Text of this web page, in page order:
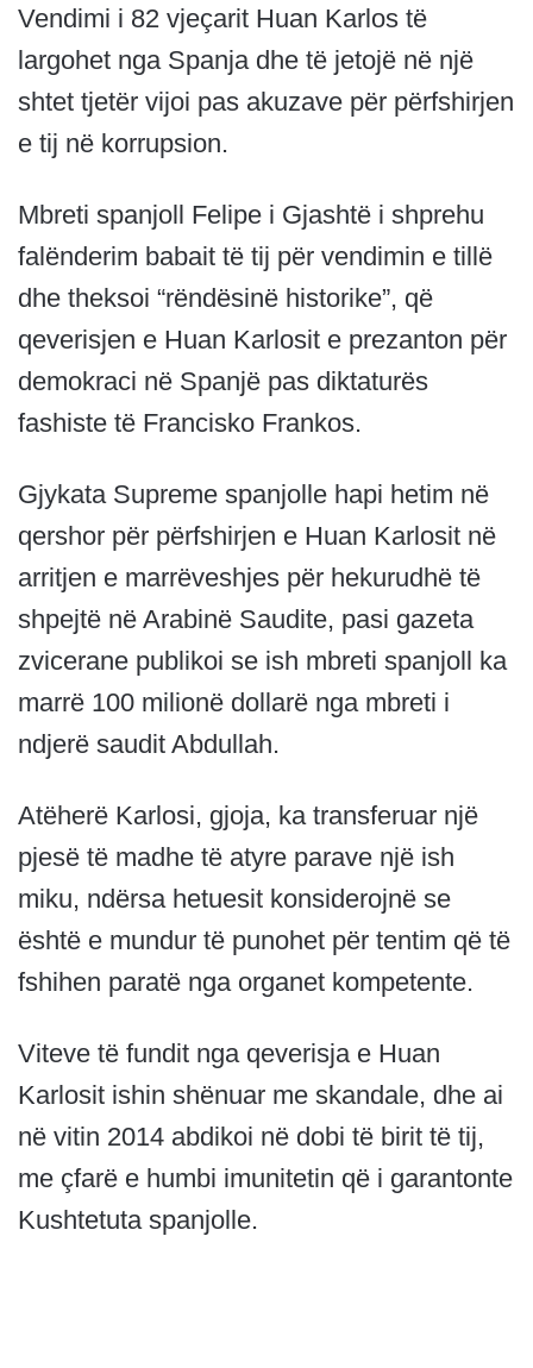
Vendimi i 82 vjeçarit Huan Karlos të
largohet nga Spanja dhe të jetojë në një
shtet tjetër vijoi pas akuzave për përfshirjen
e tij në korrupsion.
Mbreti spanjoll Felipe i Gjashtë i shprehu
falënderim babait të tij për vendimin e tillë
dhe theksoi “rëndësinë historike”, që
qeverisjen e Huan Karlosit e prezanton për
demokraci në Spanjë pas diktaturës
fashiste të Francisko Frankos.
Gjykata Supreme spanjolle hapi hetim në
qershor për përfshirjen e Huan Karlosit në
arritjen e marrëveshjes për hekurudhë të
shpejtë në Arabinë Saudite, pasi gazeta
zvicerane publikoi se ish mbreti spanjoll ka
marrë 100 milionë dollarë nga mbreti i
ndjerë saudit Abdullah.
Atëherë Karlosi, gjoja, ka transferuar një
pjesë të madhe të atyre parave një ish
miku, ndërsa hetuesit konsiderojnë se
është e mundur të punohet për tentim që të
fshihen paratë nga organet kompetente.
Viteve të fundit nga qeverisja e Huan
Karlosit ishin shënuar me skandale, dhe ai
në vitin 2014 abdikoi në dobi të birit të tij,
me çfarë e humbi imunitetin që i garantonte
Kushtetuta spanjolle.